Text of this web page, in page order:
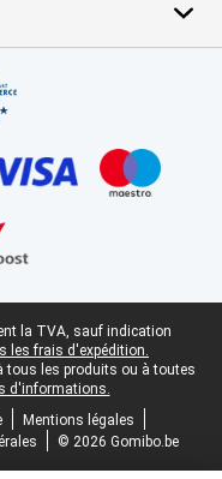
la TVA, sauf indication
les frais d'expédition.
tous les produits ou à toutes
d'informations.
Mentions légales
© 2026 Gomibo.be